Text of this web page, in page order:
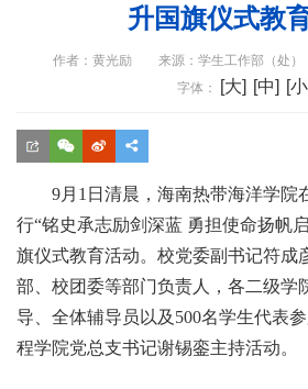
升国旗仪式教
作者：黄光励 来源：学生工作部（处）
字体：
[大] [中] [
9月1日清晨，海南热带海洋学院
行“铭史承志励剑深蓝 勇担使命扬帆
旗仪式教育活动。校党委副书记符成
部、校团委等部门负责人，各二级学
导、全体辅导员以及500名学生代表
程学院党总支书记谢锡銮主持活动。